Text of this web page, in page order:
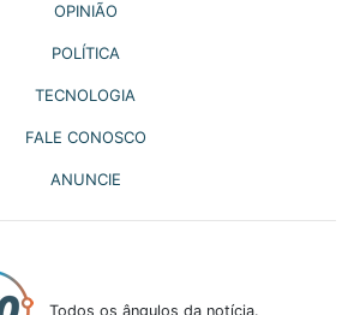
OPINIÃO
POLÍTICA
TECNOLOGIA
FALE CONOSCO
ANUNCIE
Todos os ângulos da notícia.